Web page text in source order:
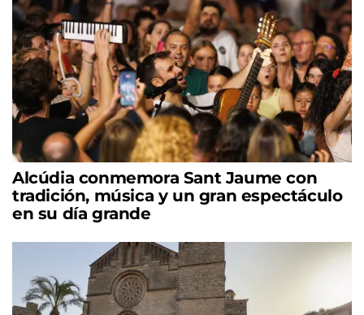
Alcúdia conmemora Sant Jaume con
tradición, música y un gran espectáculo
en su día grande